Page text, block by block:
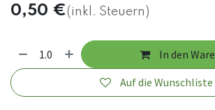
0,50 €(inkl. Steuern)
In den
Auf die Wunschliste